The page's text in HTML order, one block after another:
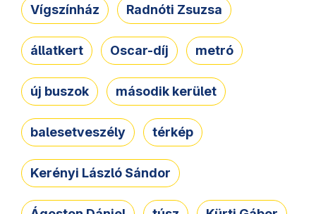
Vígszínház Radnóti Zsuzsa
állatkert Oscar-díj metró
új buszok második kerület
balesetveszély térkép
Kerényi László Sándor